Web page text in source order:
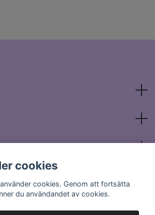
cookies
cookies. Genom att fortsätta
du användandet av cookies.